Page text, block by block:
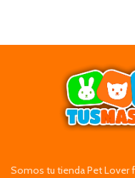
Somos tu tienda Pet Lover